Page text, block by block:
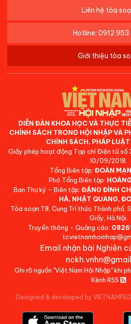
Liên hệ tòa
Hotline: 0912 953
Giới thiệu tòa
DIỄN ĐÀN KHOA HỌC VÀ THỰC
CHÍNH SÁCH TRONG HỘI NHẬP VÀ
CHÍNH SÁCH, PHÁP
Giấy phép hoạt động Tạp chí Điện tử
10/09/2018.
Tổng Biên tập: ĐOÀN
Phó Tổng Biên tập:
Ban Thư ký - Biên tập: ĐẶNG ĐÌNH
HÀ, NHẬT QUANG,
Tòa soạn:T8, Cung Trí thức Thành phố,
Giấy, Hà Nội.
Truyền thông - Quảng cáo:
Email nhận bài Nghiên
Ghi rõ nguồn "Việt Nam Hội Nhập" khi
Kênh RSS
Designed & developed by